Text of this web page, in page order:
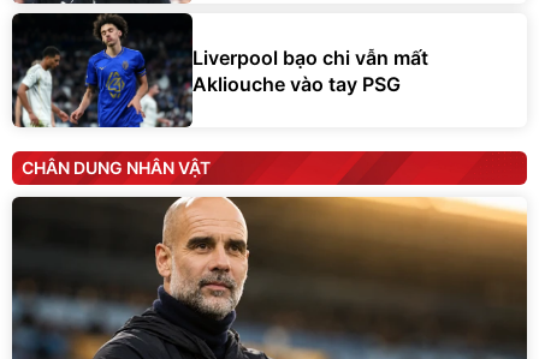
Liverpool bạo chi vẫn mất
Akliouche vào tay PSG
CHÂN DUNG NHÂN VẬT